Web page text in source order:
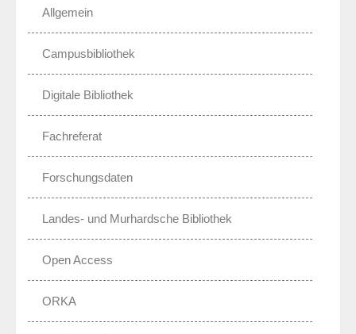
Allgemein
Campusbibliothek
Digitale Bibliothek
Fachreferat
Forschungsdaten
Landes- und Murhardsche Bibliothek
Open Access
ORKA